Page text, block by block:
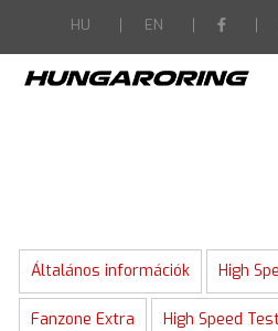
HU EN
Általános információk High
Fanzone Extra High Speed